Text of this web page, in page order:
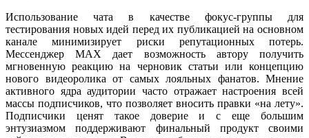
Использование чата в качестве фокус-группы для
тестирования новых идей перед их публикацией на основном
канале минимизирует риски репутационных потерь.
Мессенджер MAX дает возможность автору получить
мгновенную реакцию на черновик статьи или концепцию
нового видеоролика от самых лояльных фанатов. Мнение
активного ядра аудитории часто отражает настроения всей
массы подписчиков, что позволяет вносить правки «на лету».
Подписчики ценят такое доверие и с еще большим
энтузиазмом поддерживают финальный продукт своими